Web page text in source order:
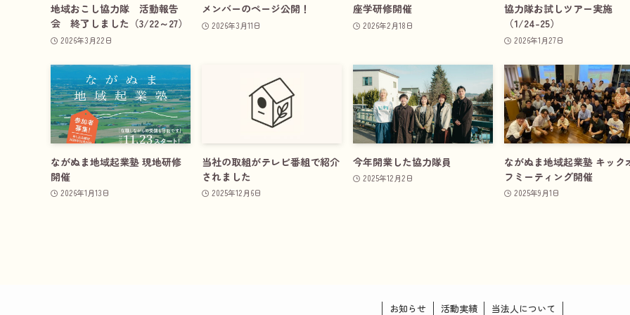
地域おこし協力隊 活動報告
会 終了しました（3/22～27）
2026年3月22日
メンバーのページ公開！
2026年3月11日
座学研修開催
2026年2月18日
協力隊お試しツアー実施
（1/24-25）
2026年1月27日
ながぬま地域起業塾 現地研修
開催
2026年1月13日
当社の取組がテレビ番組で紹介
されました
2025年12月6日
今年開業した協力隊員
2025年12月2日
ながぬま地域起業塾 キック
フミーティング開催
2025年9月1日
お知らせ 活動実績 当法人について